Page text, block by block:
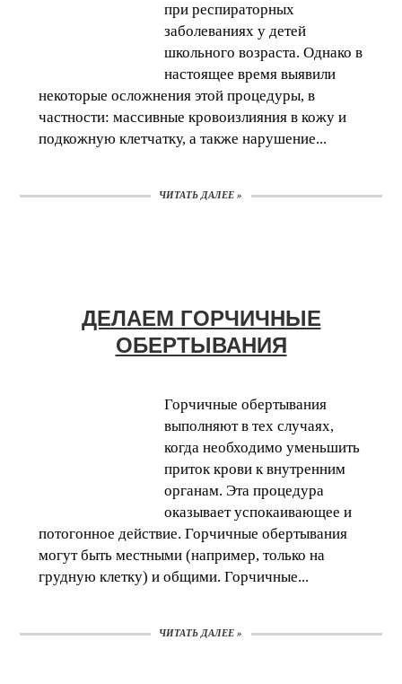
при респираторных
заболеваниях у детей
школьного возраста. Однако в
настоящее время выявили
некоторые осложнения этой процедуры, в
частности: массивные кровоизлияния в кожу и
подкожную клетчатку, а также нарушение...
ЧИТАТЬ ДАЛЕЕ »
ДЕЛАЕМ ГОРЧИЧНЫЕ
ОБЕРТЫВАНИЯ
Горчичные обертывания
выполняют в тех случаях,
когда необходимо уменьшить
приток крови к внутренним
органам. Эта процедура
оказывает успокаивающее и
потогонное действие. Горчичные обертывания
могут быть местными (например, только на
грудную клетку) и общими. Горчичные...
ЧИТАТЬ ДАЛЕЕ »